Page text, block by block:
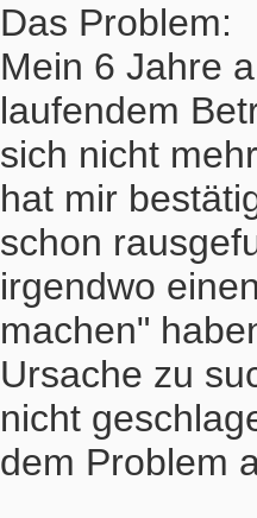
Das Problem:
Mein 6 Jahre
laufendem
sich nicht
hat mir
schon
irgendwo
machen"
Ursache zu
nicht
dem Problem